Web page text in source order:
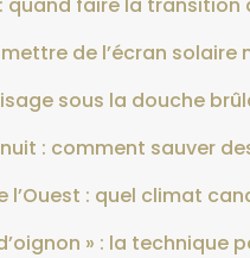
de l’écran
sous la douche
: comment sauver
l’Ouest : quel climat
» : la